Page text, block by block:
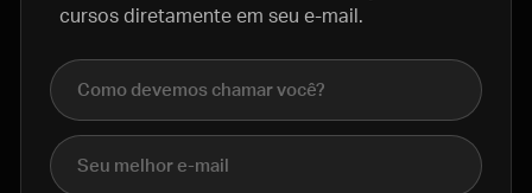
cursos diretamente em seu e-mail.
Nome completo
E-mail